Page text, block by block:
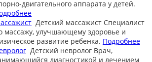
двигательного аппарата у детей.
Детский массажист Специалист
массажу, улучшающему здоровье и
развитие ребенка. Подробнее
Детский невролог Врач,
диагностикой и лечением